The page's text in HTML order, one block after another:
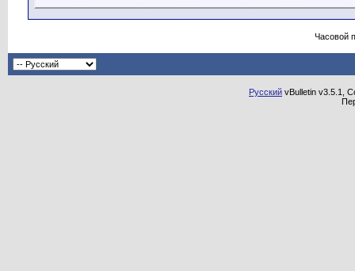
Часовой
Русский vBulletin v3.5.1,